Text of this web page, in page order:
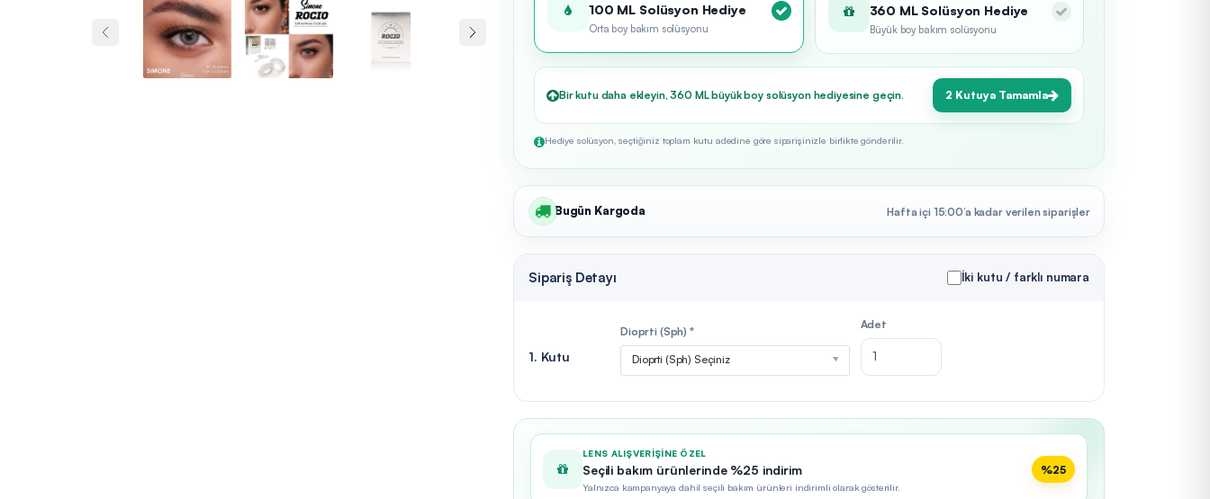
100 ML Solüsyon Hediye
Orta boy bakım solüsyonu
360 ML Solüsyon Hediye
Büyük boy bakım solüsyonu
Bir kutu daha ekleyin, 360 ML büyük boy solüsyon hediyesine geçin. 2 Kutuya Tamamla
Hediye solüsyon, seçtiğiniz toplam kutu adedine göre siparişinizle birlikte gönderilir.
Bugün Kargoda Hafta içi 15:00’a kadar verilen siparişler
Sipariş Detayı İki kutu / farklı numara
1. Kutu
Dioprti (Sph) *
Dioprti (Sph) Seçiniz
Adet
LENS ALIŞVERIŞINE ÖZEL
Seçili bakım ürünlerinde %25 indirim
Yalnızca kampanyaya dahil seçili bakım ürünleri indirimli olarak gösterilir.
%25